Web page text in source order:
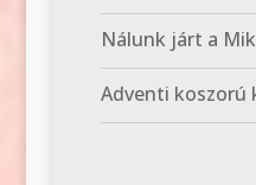
Nálunk járt a
Adventi koszorú